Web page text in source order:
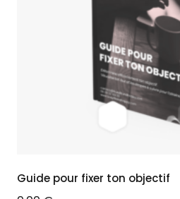
Guide pour fixer ton objectif